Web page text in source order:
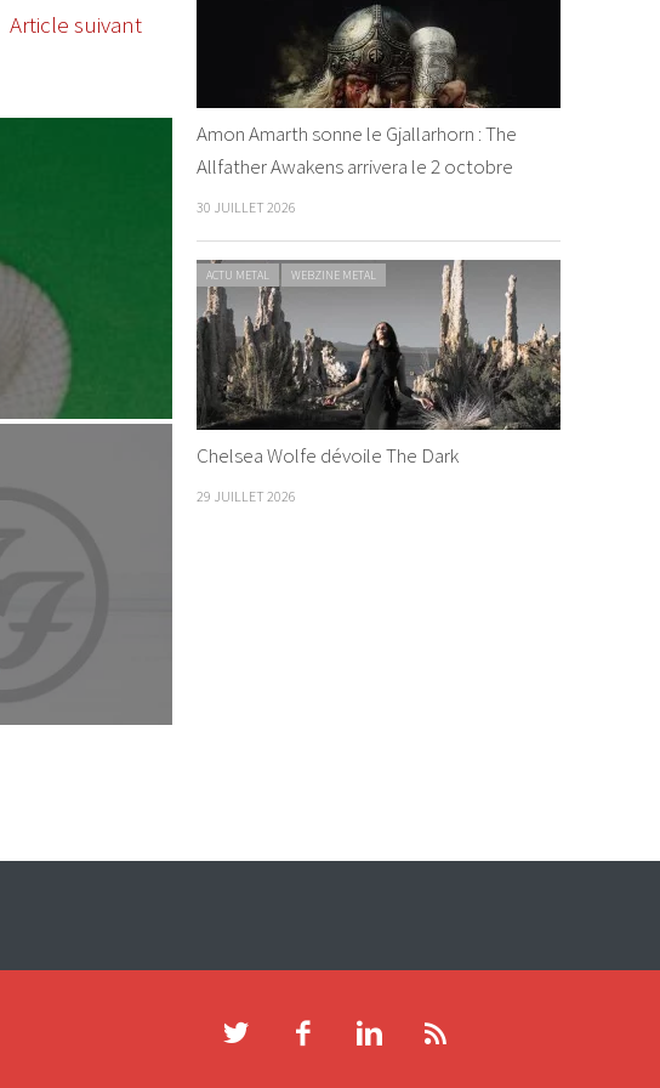
Article suivant
Amon Amarth sonne le Gjallarhorn : The
Allfather Awakens arrivera le 2 octobre
30 JUILLET 2026
ACTU METAL WEBZINE METAL
Chelsea Wolfe dévoile The Dark
29 JUILLET 2026